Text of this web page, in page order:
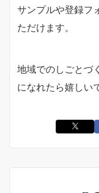
サンプルや登録フ
ただけます。
地域でのしごとづ
になれたら嬉しい